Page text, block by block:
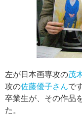
左が日本画専攻の茂
攻の佐藤優子さんで
卒業生が、その作品
た。